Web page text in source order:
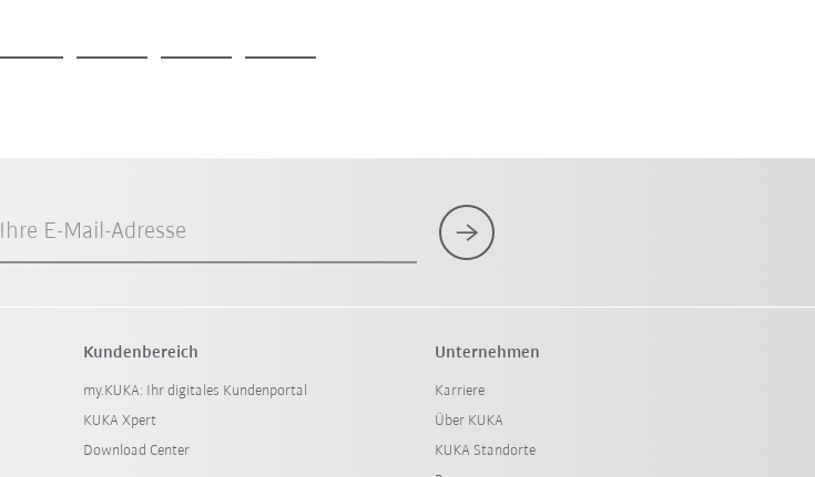
Ihre E-Mail-Adresse
Kundenbereich
my.KUKA: Ihr digitales Kundenportal
KUKA Xpert
Download Center
Unternehmen
Karriere
Über KUKA
KUKA Standorte